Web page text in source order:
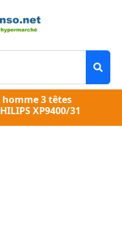
3 têtes
XP9400/31